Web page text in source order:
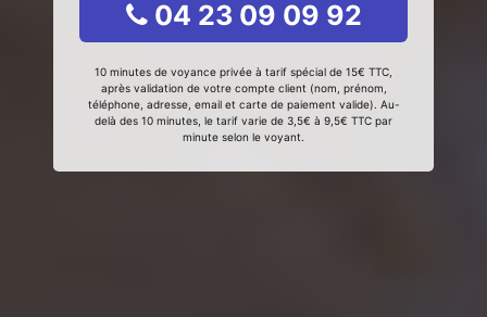
04 23 09 09 92
10 minutes de voyance privée à tarif spécial de 15€ TTC,
après validation de votre compte client (nom, prénom,
téléphone, adresse, email et carte de paiement valide). Au-
delà des 10 minutes, le tarif varie de 3,5€ à 9,5€ TTC par
minute selon le voyant.